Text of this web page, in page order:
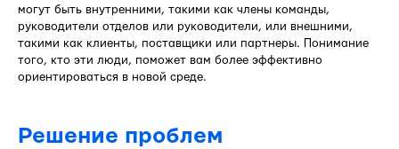
могут быть внутренними, такими как члены команды,
руководители отделов или руководители, или внешними,
такими как клиенты, поставщики или партнеры. Понимание
того, кто эти люди, поможет вам более эффективно
ориентироваться в новой среде.
Решение проблем